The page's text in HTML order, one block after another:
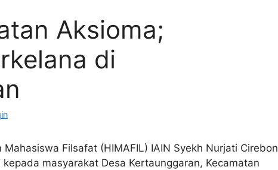
Aksioma;
di
Filsafat (HIMAFIL) IAIN Syekh Nurjati Cirebon
masyarakat Desa Kertaunggaran, Kecamatan